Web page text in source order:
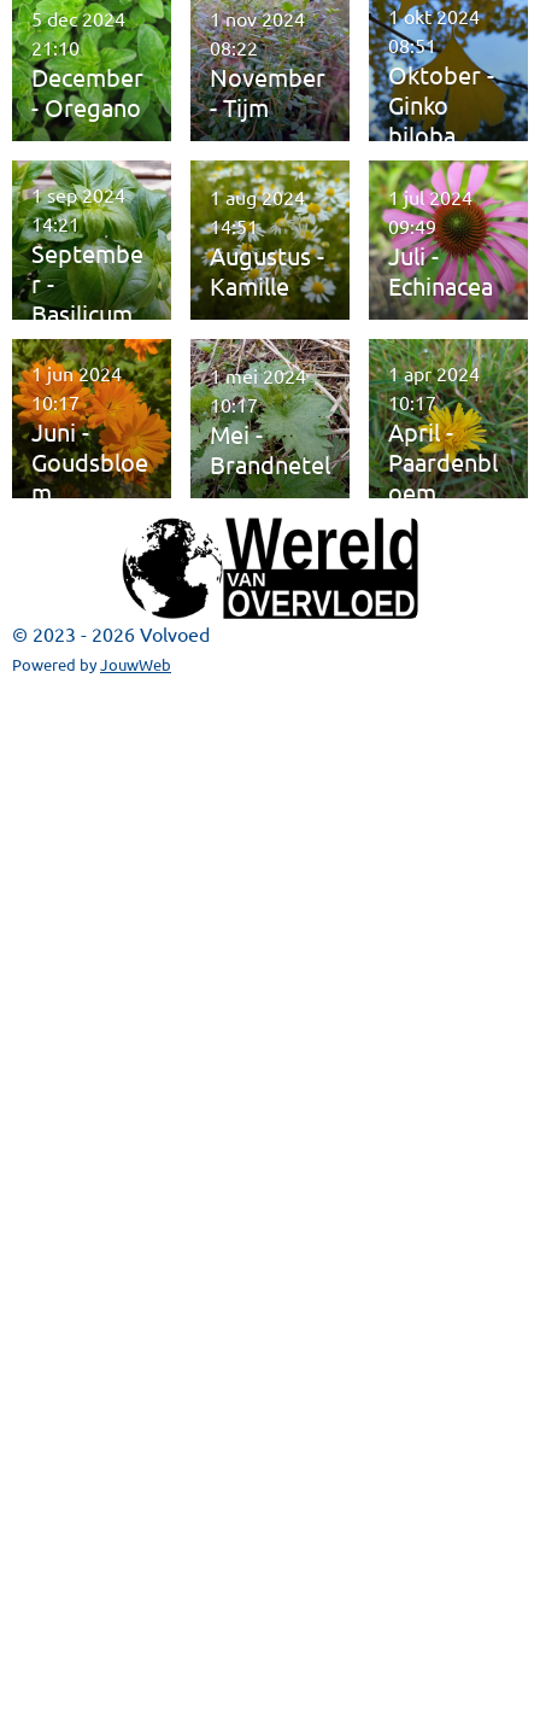
December
- Oregano
5 dec 2024
21:10
November
- Tijm
1 nov 2024
08:22
Oktober -
Ginko
biloba
1 okt 2024
08:51
Septembe
r -
Basilicum
1 sep 2024
14:21
Augustus -
Kamille
1 aug 2024
14:51
Juli -
Echinacea
1 jul 2024
09:49
Juni -
Goudsbloe
m
1 jun 2024
10:17
Mei -
Brandnetel
1 mei 2024
10:17
April -
Paardenbl
oem
1 apr 2024
10:17
© 2023 - 2026 Volvoed
Powered byJouwWeb